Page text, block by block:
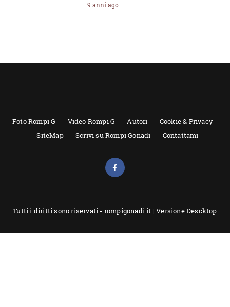
9 anni ago
Foto Rompi G Video Rompi G Autori
Cookie & Privacy
SiteMap
Scrivi su Rompi Gonadi Contattami
Tutti i diritti sono riservati - rompigonadi.it |Versione Descktop